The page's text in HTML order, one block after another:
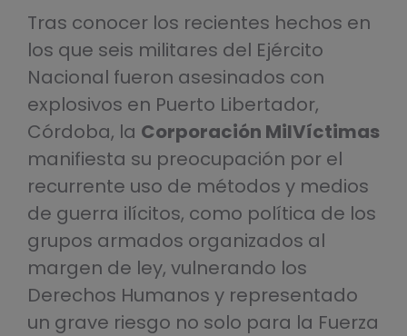
Tras conocer los recientes hechos en
los que seis militares del Ejército
Nacional fueron asesinados con
explosivos en Puerto Libertador,
Córdoba, la Corporación MilVíctimas
manifiesta su preocupación por el
recurrente uso de métodos y medios
de guerra ilícitos, como política de los
grupos armados organizados al
margen de ley, vulnerando los
Derechos Humanos y representado
un grave riesgo no solo para la Fuerza